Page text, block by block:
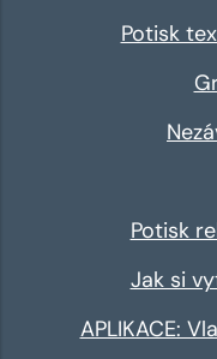
Potisk
Potisk
Jak si
APLIKACE: